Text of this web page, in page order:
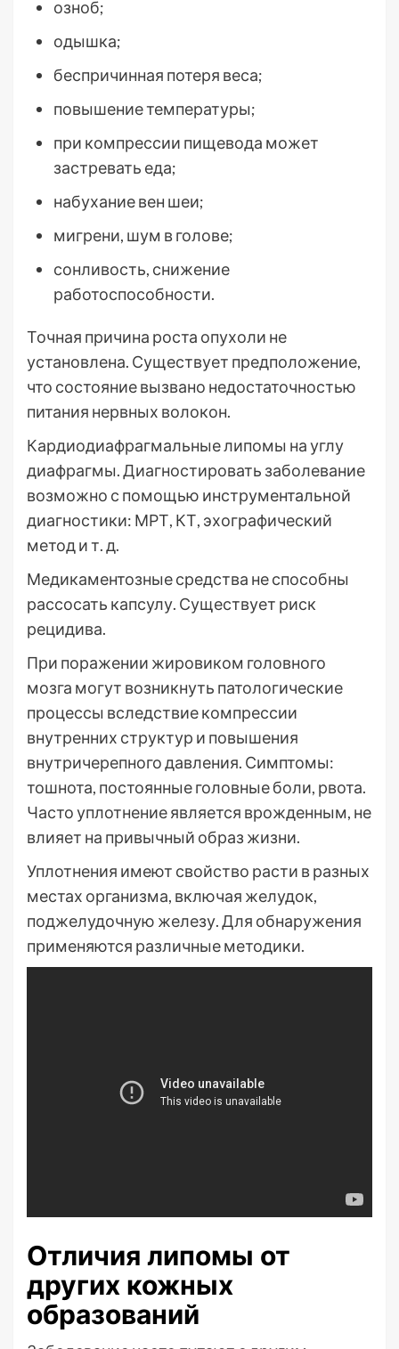
озноб;
одышка;
беспричинная потеря веса;
повышение температуры;
при компрессии пищевода может
застревать еда;
набухание вен шеи;
мигрени, шум в голове;
сонливость, снижение
работоспособности.
Точная причина роста опухоли не
установлена. Существует предположение,
что состояние вызвано недостаточностью
питания нервных волокон.
Кардиодиафрагмальные липомы на углу
диафрагмы. Диагностировать заболевание
возможно с помощью инструментальной
диагностики: МРТ, КТ, эхографический
метод и т. д.
Медикаментозные средства не способны
рассосать капсулу. Существует риск
рецидива.
При поражении жировиком головного
мозга могут возникнуть патологические
процессы вследствие компрессии
внутренних структур и повышения
внутричерепного давления. Симптомы:
тошнота, постоянные головные боли, рвота.
Часто уплотнение является врожденным, не
влияет на привычный образ жизни.
Уплотнения имеют свойство расти в разных
местах организма, включая желудок,
поджелудочную железу. Для обнаружения
применяются различные методики.
Отличия липомы от
других кожных
образований